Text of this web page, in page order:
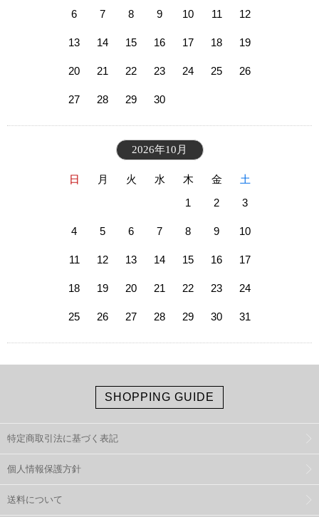
6 7 8 9 10 11 12
13 14 15 16 17 18 19
20 21 22 23 24 25 26
27 28 29 30
2026年10月
日 月 火 水 木 金
土
1
2 3
4 5 6 7 8 9 10
11 12 13 14 15 16 17
18 19 20 21 22 23 24
25 26 27 28 29 30 31
SHOPPING GUIDE
特定商取引法に基づく表記
個人情報保護方針
送料について